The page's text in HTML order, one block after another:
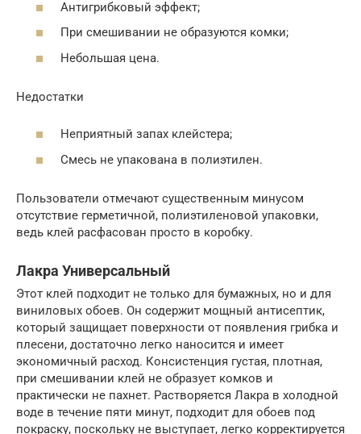
Антигрибковый эффект;
При смешивании не образуются комки;
Небольшая цена.
Недостатки
Неприятный запах клейстера;
Смесь не упакована в полиэтилен.
Пользователи отмечают существенным минусом
отсутствие герметичной, полиэтиленовой упаковки,
ведь клей расфасован просто в коробку.
Лакра Универсальный
Этот клей подходит не только для бумажных, но и для
виниловых обоев. Он содержит мощный антисептик,
который защищает поверхности от появления грибка и
плесени, достаточно легко наносится и имеет
экономичный расход. Консистенция густая, плотная,
при смешивании клей не образует комков и
практически не пахнет. Растворяется Лакра в холодной
воде в течение пяти минут, подходит для обоев под
покраску, поскольку не выступает, легко корректируется